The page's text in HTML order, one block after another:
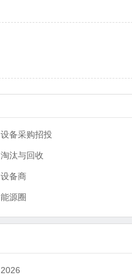
设备采购招投
淘汰与回收
设备商
能源圈
2026